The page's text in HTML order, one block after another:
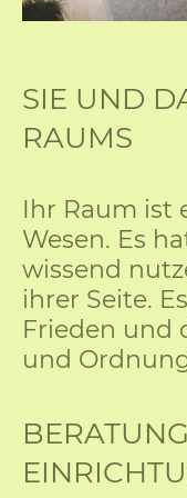
SIE UND
RAUMS
Ihr Raum ist
Wesen. Es
wissend
ihrer Seite.
Frieden und
und